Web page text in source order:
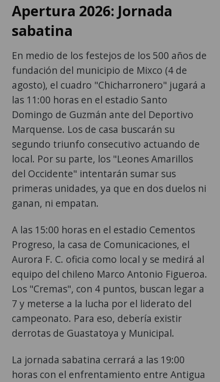
Apertura 2026: Jornada
sabatina
En medio de los festejos de los 500 años de
fundación del municipio de Mixco (4 de
agosto), el cuadro "Chicharronero" jugará a
las 11:00 horas en el estadio Santo
Domingo de Guzmán ante del Deportivo
Marquense. Los de casa buscarán su
segundo triunfo consecutivo actuando de
local. Por su parte, los "Leones Amarillos
del Occidente" intentarán sumar sus
primeras unidades, ya que en dos duelos ni
ganan, ni empatan.
A las 15:00 horas en el estadio Cementos
Progreso, la casa de Comunicaciones, el
Aurora F. C. oficia como local y se medirá al
equipo del chileno Marco Antonio Figueroa.
Los "Cremas", con 4 puntos, buscan legar a
7 y meterse a la lucha por el liderato del
campeonato. Para eso, debería existir
derrotas de Guastatoya y Municipal.
La jornada sabatina cerrará a las 19:00
horas con el enfrentamiento entre Antigua